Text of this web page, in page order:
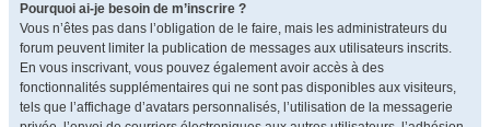
Pourquoi ai-je besoin de m’inscrire ?
Vous n’êtes pas dans l’obligation de le faire, mais les administrateurs du
forum peuvent limiter la publication de messages aux utilisateurs inscrits.
En vous inscrivant, vous pouvez également avoir accès à des
fonctionnalités supplémentaires qui ne sont pas disponibles aux visiteurs,
tels que l’affichage d’avatars personnalisés, l’utilisation de la messagerie